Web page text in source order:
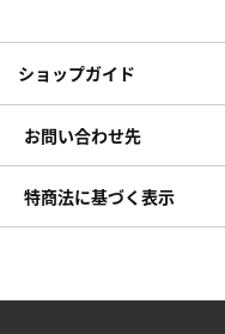
ショップガイド
お問い合わせ先
特商法に基づく表示